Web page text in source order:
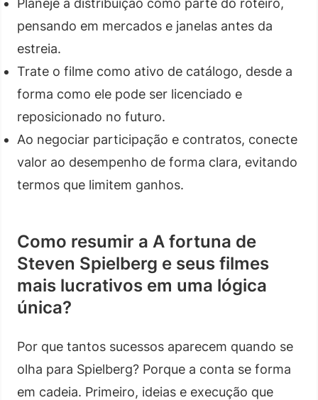
Planeje a distribuição como parte do roteiro,
pensando em mercados e janelas antes da
estreia.
Trate o filme como ativo de catálogo, desde a
forma como ele pode ser licenciado e
reposicionado no futuro.
Ao negociar participação e contratos, conecte
valor ao desempenho de forma clara, evitando
termos que limitem ganhos.
Como resumir a A fortuna de
Steven Spielberg e seus filmes
mais lucrativos em uma lógica
única?
Por que tantos sucessos aparecem quando se
olha para Spielberg? Porque a conta se forma
em cadeia. Primeiro, ideias e execução que